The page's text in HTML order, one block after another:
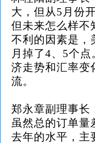
大，但从 5月份
但未来怎么样不
不利的因素是，
月掉了4、5个
济走势和汇率变
流。
郑永章副理事长
虽然总的订单量
去年的水平，主